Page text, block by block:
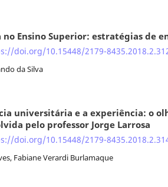
Ensino Superior: estratégias de
doi.org/10.15448/2179-
da Silva
universitária e a experiência: o
pelo professor Jorge Larrosa
doi.org/10.15448/2179-
Fabiane Verardi Burlamaque